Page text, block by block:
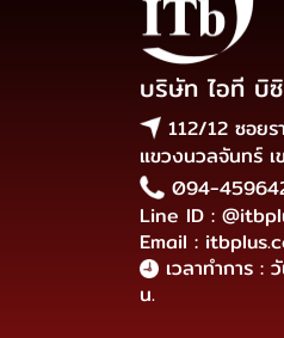
บริษัท ไอที บิ
112/12 ซอย
แขวงนวลจันทร์
094-
Line ID :
Email :
เวลาทำการ :
น.